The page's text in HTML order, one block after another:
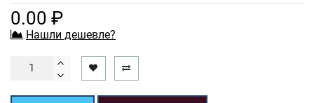
0.00 ₽
Нашли дешевле?